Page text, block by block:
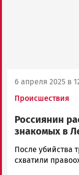
6 апреля 2025 в
Происшествия
Россиянин
знакомых в
Андрей
Троицкий
После убийства
схватили